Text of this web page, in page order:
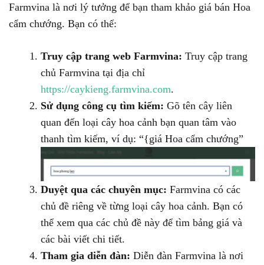
Farmvina là nơi lý tưởng để bạn tham khảo giá bán Hoa
cẩm chướng. Bạn có thể:
Truy cập trang web Farmvina: Truy cập trang
chủ Farmvina tại địa chỉ
https://caykieng.farmvina.com.
Sử dụng công cụ tìm kiếm: Gõ tên cây liên
quan đến loại cây hoa cảnh bạn quan tâm vào
thanh tìm kiếm, ví dụ: “{giá Hoa cẩm chướng”
Duyệt qua các chuyên mục: Farmvina có các
chủ đề riêng về từng loại cây hoa cảnh. Bạn có
thể xem qua các chủ đề này để tìm bảng giá và
các bài viết chi tiết.
Tham gia diễn đàn: Diễn đàn Farmvina là nơi